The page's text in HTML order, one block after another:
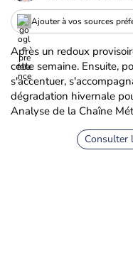
Ajouter à vos sources
Après un redoux
cette semaine. Ensuite,
s'accentuer,
dégradation hivernale
Analyse de la Chaîne
Consulter